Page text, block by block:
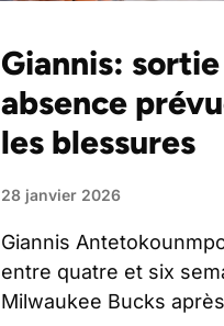
Giannis:
absence
les blessures
28 janvier 2026
Giannis
entre quatre et six
Milwaukee Bucks